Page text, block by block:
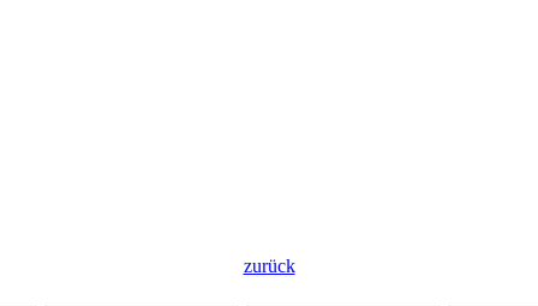
zurück